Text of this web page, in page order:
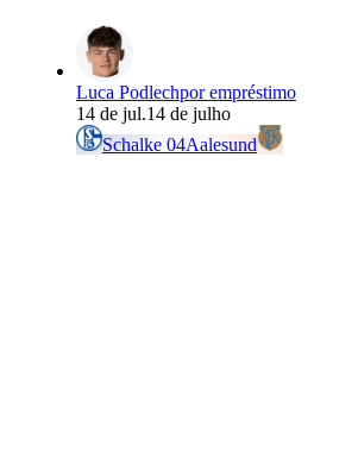
Luca Podlechpor empréstimo
14 de jul.14 de julho
Schalke 04Aalesund